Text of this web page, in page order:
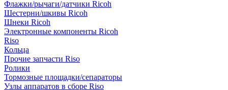
Флажки/рычаги/датчики Ricoh
Шестерни/шкивы Ricoh
Шнеки Ricoh
Электронные компоненты Ricoh
Riso
Кольца
Прочие запчасти Riso
Ролики
Тормозные площадки/сепараторы
Узлы аппаратов в сборе Riso